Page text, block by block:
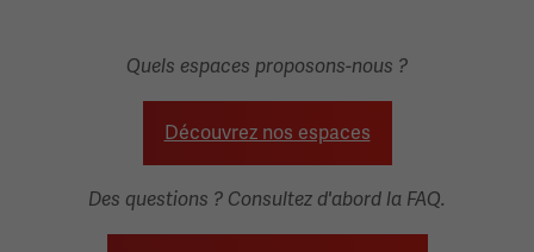
Quels espaces proposons-nous ?
Découvrez nos espaces
Des questions ? Consultez d'abord la FAQ.